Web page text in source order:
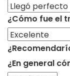
¿Cómo fue el
¿En general